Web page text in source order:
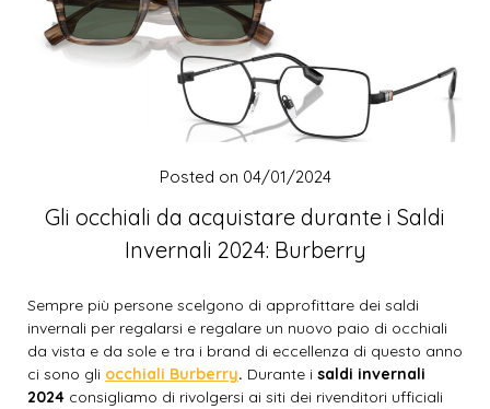
Gli occhiali da acquistare durante i Saldi
Invernali 2024: Burberry
Posted on 04/01/2024
Sempre più persone scelgono di approfittare dei saldi
invernali per regalarsi e regalare un nuovo paio di occhiali
da vista e da sole e tra i brand di eccellenza di questo anno
ci sono gli occhiali Burberry. Durante i saldi invernali
2024 consigliamo di rivolgersi ai siti dei rivenditori ufficiali